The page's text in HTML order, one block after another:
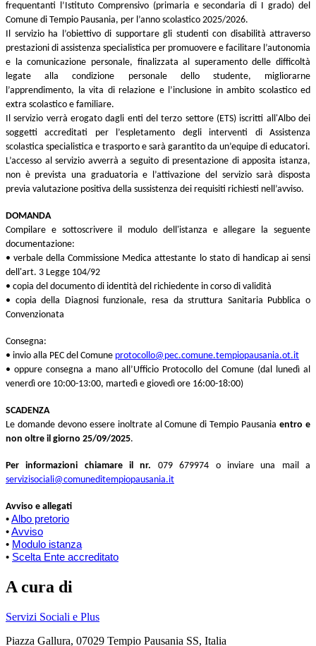
frequentanti l’Istituto Comprensivo (primaria e secondaria di I grado) del
Comune di Tempio Pausania, per l’anno scolastico 2025/2026.
Il servizio ha l’obiettivo di supportare gli studenti con disabilità attraverso
prestazioni di assistenza specialistica per promuovere e facilitare l’autonomia
e la comunicazione personale, finalizzata al superamento delle difficoltà
legate alla condizione personale dello studente, migliorarne
l’apprendimento, la vita di relazione e l’inclusione in ambito scolastico ed
extra scolastico e familiare.
Il servizio verrà erogato dagli enti del terzo settore (ETS) iscritti all'Albo dei
soggetti accreditati per l’espletamento degli interventi di Assistenza
scolastica specialistica e trasporto e sarà garantito da un’equipe di educatori.
L’accesso al servizio avverrà a seguito di presentazione di apposita istanza,
non è prevista una graduatoria e l’attivazione del servizio sarà disposta
previa valutazione positiva della sussistenza dei requisiti richiesti nell’avviso.
DOMANDA
Compilare e sottoscrivere il modulo dell'istanza e allegare la seguente
documentazione:
• verbale della Commissione Medica attestante lo stato di handicap ai sensi
dell'art. 3 Legge 104/92
• copia del documento di identità del richiedente in corso di validità
• copia della Diagnosi funzionale, resa da struttura Sanitaria Pubblica o
Convenzionata
Consegna:
• invio alla PEC del Comune protocollo@pec.comune.tempiopausania.ot.it
• oppure consegna a mano all’Ufficio Protocollo del Comune (dal lunedì al
venerdì ore 10:00-13:00, martedì e giovedì ore 16:00-18:00)
SCADENZA
Le domande devono essere inoltrate al Comune di Tempio Pausaniaentro e
non oltre il giorno 25/09/2025.
Per informazioni chiamare il nr. 079 679974 o inviare una mail a
servizisociali@comuneditempiopausania.it
Avviso e allegati
•Albo pretorio
•Avviso
• Modulo istanza
• Scelta Ente accreditato
A cura di
Servizi Sociali e Plus
Piazza Gallura, 07029 Tempio Pausania SS, Italia